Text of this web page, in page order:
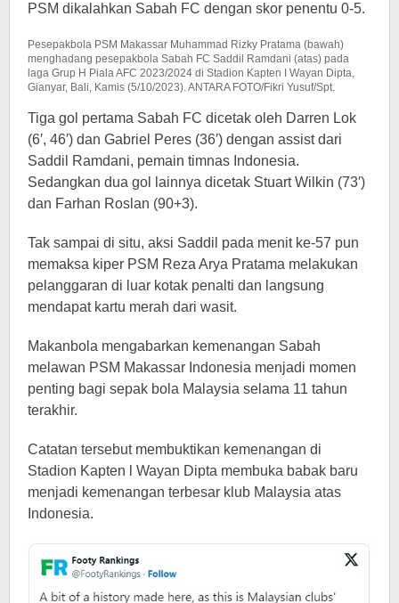
PSM dikalahkan Sabah FC dengan skor penentu 0-5.
Pesepakbola PSM Makassar Muhammad Rizky Pratama (bawah)
menghadang pesepakbola Sabah FC Saddil Ramdani (atas) pada
laga Grup H Piala AFC 2023/2024 di Stadion Kapten I Wayan Dipta,
Gianyar, Bali, Kamis (5/10/2023). ANTARA FOTO/Fikri Yusuf/Spt.
Tiga gol pertama Sabah FC dicetak oleh Darren Lok
(6′, 46′) dan Gabriel Peres (36′) dengan assist dari
Saddil Ramdani, pemain timnas Indonesia.
Sedangkan dua gol lainnya dicetak Stuart Wilkin (73′)
dan Farhan Roslan (90+3).
Tak sampai di situ, aksi Saddil pada menit ke-57 pun
memaksa kiper PSM Reza Arya Pratama melakukan
pelanggaran di luar kotak penalti dan langsung
mendapat kartu merah dari wasit.
Makanbola mengabarkan kemenangan Sabah
melawan PSM Makassar Indonesia menjadi momen
penting bagi sepak bola Malaysia selama 11 tahun
terakhir.
Catatan tersebut membuktikan kemenangan di
Stadion Kapten l Wayan Dipta membuka babak baru
menjadi kemenangan terbesar klub Malaysia atas
Indonesia.